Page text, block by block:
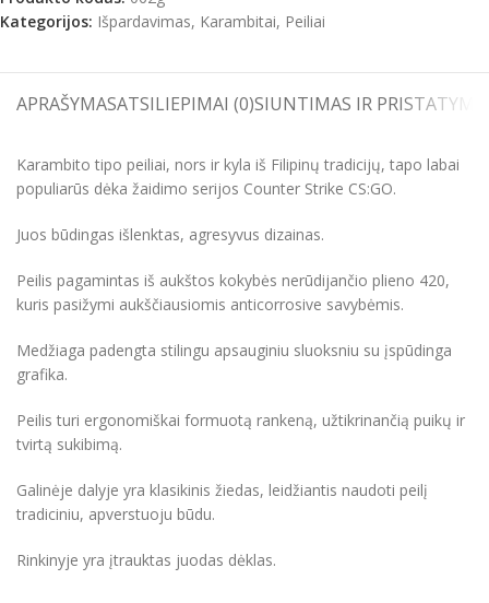
Kategorijos: Išpardavimas, Karambitai, Peiliai
APRAŠYMASATSILIEPIMAI (0)SIUNTIMAS IR
Karambito tipo peiliai, nors ir kyla iš Filipinų tradicijų, tapo labai
populiarūs dėka žaidimo serijos Counter Strike CS:GO.
Juos būdingas išlenktas, agresyvus dizainas.
Peilis pagamintas iš aukštos kokybės nerūdijančio plieno 420,
kuris pasižymi aukščiausiomis anticorrosive savybėmis.
Medžiaga padengta stilingu apsauginiu sluoksniu su įspūdinga
grafika.
Peilis turi ergonomiškai formuotą rankeną, užtikrinančią puikų ir
tvirtą sukibimą.
Galinėje dalyje yra klasikinis žiedas, leidžiantis naudoti peilį
tradiciniu, apverstuoju būdu.
Rinkinyje yra įtrauktas juodas dėklas.